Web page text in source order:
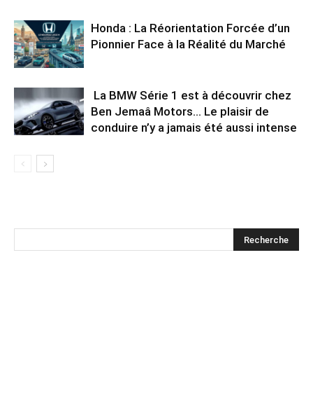
Honda : La Réorientation Forcée d’un
Pionnier Face à la Réalité du Marché
La BMW Série 1 est à découvrir chez
Ben Jemaâ Motors… Le plaisir de
conduire n’y a jamais été aussi intense